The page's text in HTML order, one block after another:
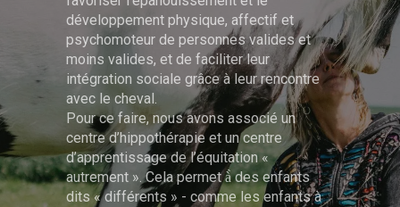
développement physique, affectif et
psychomoteur de personnes valides et
moins valides, et de faciliter leur
intégration sociale grâce à leur rencontre
avec le cheval.
Pour ce faire, nous avons associé un
centre d’hippothérapie et un centre
d’apprentissage de l’équitation «
autrement ». Cela permet à̀ des enfants
dits « différents » - comme les enfants à